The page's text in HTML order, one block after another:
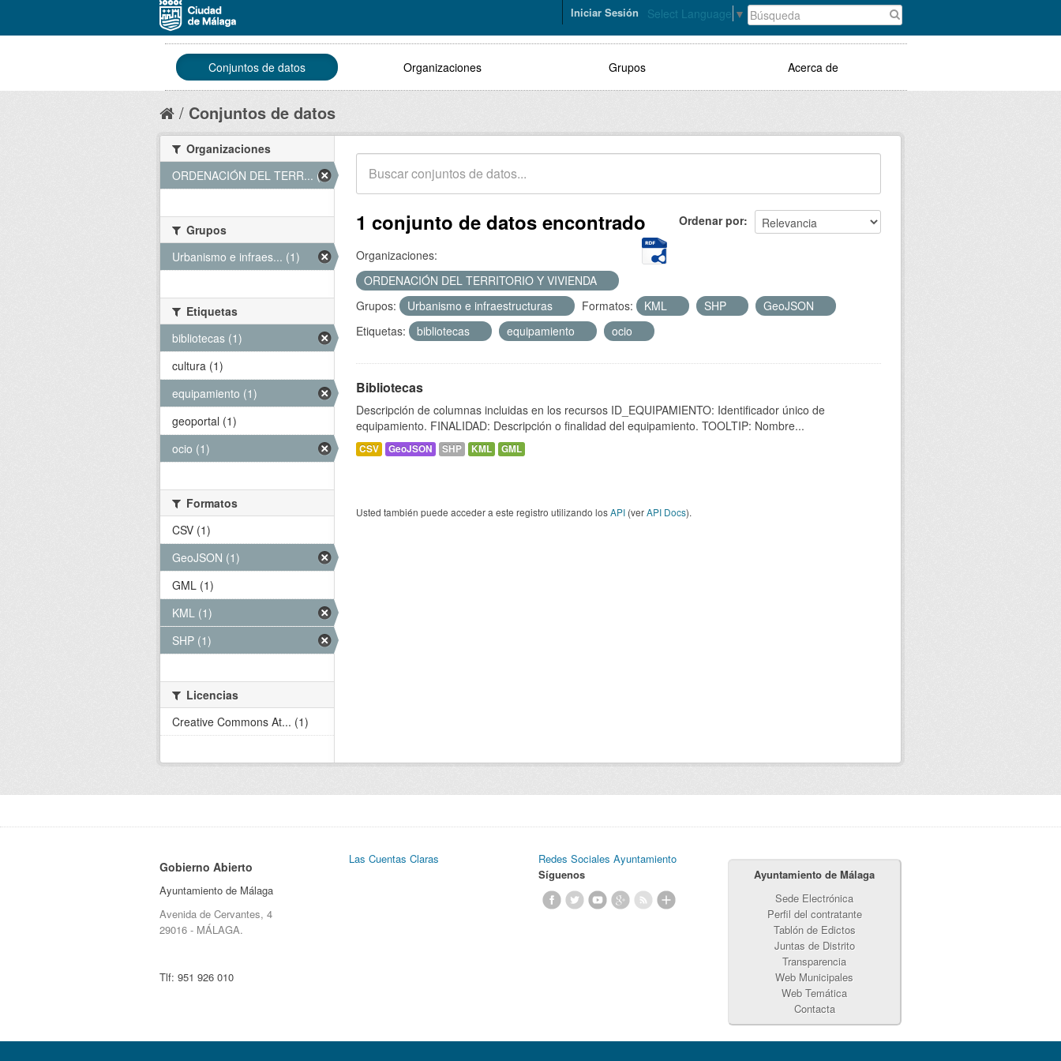
Select Language ▼
Iniciar Sesión
Conjuntos de datos Organizaciones Grupos Acerca de
Conjuntos de datos
Ordenar por
1 conjunto de datos encontrado
Organizaciones:
ORDENACIÓN DEL TERRITORIO Y VIVIENDA
Grupos:
Urbanismo e infraestructuras Formatos: KML SHP
GeoJSON
Etiquetas:
bibliotecas equipamiento ocio
Bibliotecas
Descripción de columnas incluidas en los recursos ID_EQUIPAMIENTO: Identificador único de
equipamiento. FINALIDAD: Descripción o finalidad del equipamiento. TOOLTIP: Nombre...
CSV GeoJSON SHP KML GML
Usted también puede acceder a este registro utilizando losAPI (verAPI Docs).
Organizaciones
ORDENACIÓN DEL TERR... (1)
Grupos
Urbanismo e infraes... (1)
Etiquetas
bibliotecas (1)
cultura (1)
equipamiento (1)
geoportal (1)
ocio (1)
Formatos
CSV (1)
GeoJSON (1)
GML (1)
KML (1)
SHP (1)
Licencias
Creative Commons At... (1)
Gobierno Abierto
Ayuntamiento de Málaga
Avenida de Cervantes, 4
29016 - MÁLAGA.
Tlf: 951 926 010
Las Cuentas Claras
Redes Sociales Ayuntamiento
Síguenos
Ayuntamiento de Málaga
Sede Electrónica
Perfil del contratante
Tablón de Edictos
Juntas de Distrito
Transparencia
Web Municipales
Web Temática
Contacta